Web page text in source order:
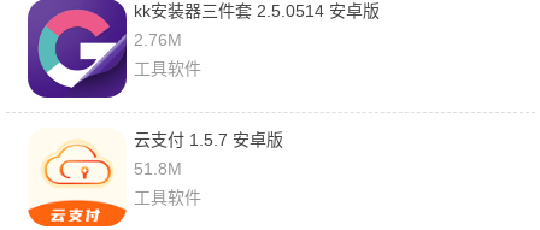
kk安装器三件套 2.5.0514 安卓版
2.76M
工具软件
云支付 1.5.7 安卓版
51.8M
工具软件